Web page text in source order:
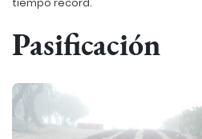
tiempo record.
Pasificación